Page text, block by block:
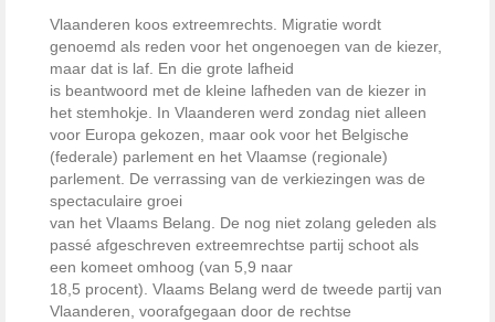
Vlaanderen koos extreemrechts. Migratie wordt
genoemd als reden voor het ongenoegen van de kiezer,
maar dat is laf. En die grote lafheid
is beantwoord met de kleine lafheden van de kiezer in
het stemhokje. In Vlaanderen werd zondag niet alleen
voor Europa gekozen, maar ook voor het Belgische
(federale) parlement en het Vlaamse (regionale)
parlement. De verrassing van de verkiezingen was de
spectaculaire groei
van het Vlaams Belang. De nog niet zolang geleden als
passé afgeschreven extreemrechtse partij schoot als
een komeet omhoog (van 5,9 naar
18,5 procent). Vlaams Belang werd de tweede partij van
Vlaanderen, voorafgegaan door de rechtse